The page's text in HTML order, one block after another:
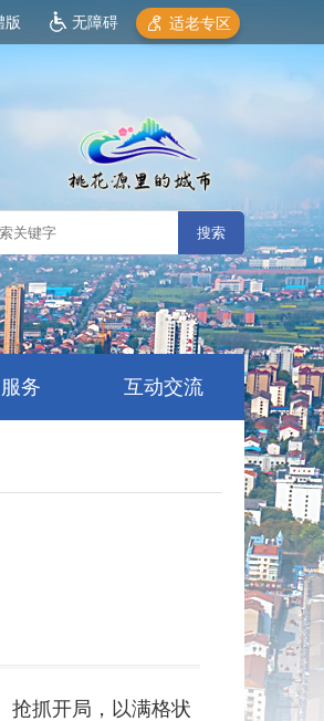
版 无障碍 适老专区
务 互动交流
抢抓开局，以满格状